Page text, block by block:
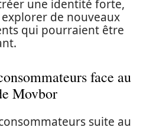
une identité forte,
de nouveaux
qui pourraient être
face au
Movbor
suite au